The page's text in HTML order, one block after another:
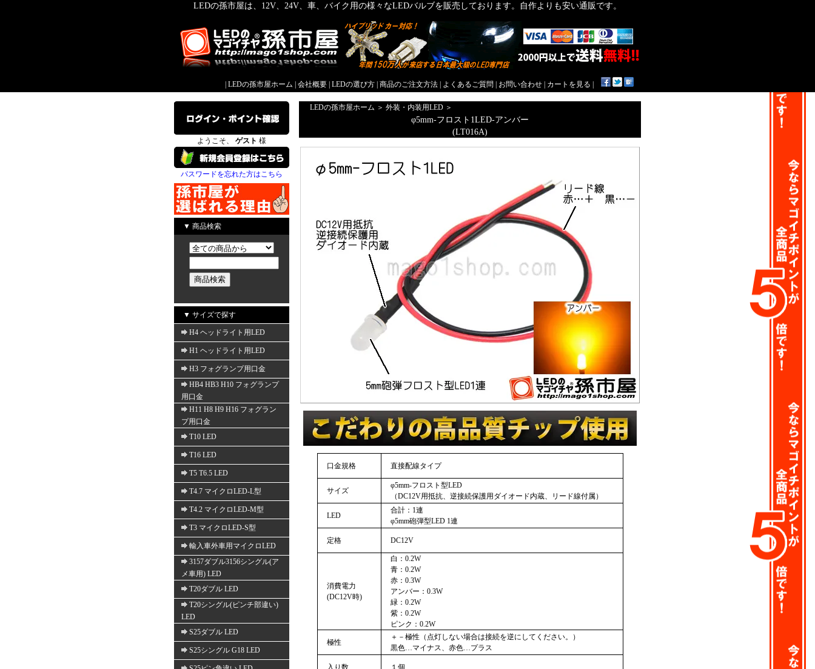
LEDの孫市屋は、12V、24V、車、バイク用の様々なLEDバルブを販売しております。自作よりも安い通販です。
LEDの孫市屋ホーム 会社概要 LEDの選び方 商品のご注文方法 よくあるご質問 お問い合わせ カートを見る
ようこそ、 ゲスト 様
パスワードを忘れた方はこちら
▼ 商品検索
▼ サイズで探す
H4 ヘッドライト用LED
H1 ヘッドライト用LED
H3 フォグランプ用口金
HB4 HB3 H10 フォグランプ
用口金
H11 H8 H9 H16 フォグラン
プ用口金
T10 LED
T16 LED
T5 T6.5 LED
T4.7 マイクロLED-L型
T4.2 マイクロLED-M型
T3 マイクロLED-S型
輸入車外車用マイクロLED
3157ダブル3156シングル(ア
メ車用) LED
T20ダブル LED
T20シングル(ピンチ部違い)
LED
S25ダブル LED
S25シングル G18 LED
LEDの孫市屋ホーム ＞ 外装・内装用LED ＞
φ5mm-フロスト1LED-アンバー
(LT016A)
口金規格 直接配線タイプ
サイズ
φ5mm-フロスト型LED
（DC12V用抵抗、逆接続保護用ダイオード内蔵、リード線付属）
LED
合計：1連
φ5mm砲弾型LED 1連
定格 DC12V
消費電力
(DC12V時)
白：0.2W
青：0.2W
赤：0.3W
アンバー：0.3W
緑：0.2W
紫：0.2W
ピンク：0.2W
極性
＋－極性（点灯しない場合は接続を逆にしてください。）
黒色…マイナス、赤色…プラス
入り数 １個